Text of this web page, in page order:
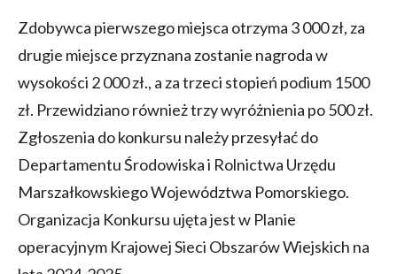
Zdobywca pierwszego miejsca otrzyma 3 000 zł, za
drugie miejsce przyznana zostanie nagroda w
wysokości 2 000 zł., a za trzeci stopień podium 1500
zł. Przewidziano również trzy wyróżnienia po 500 zł.
Zgłoszenia do konkursu należy przesyłać do
Departamentu Środowiska i Rolnictwa Urzędu
Marszałkowskiego Województwa Pomorskiego.
Organizacja Konkursu ujęta jest w Planie
operacyjnym Krajowej Sieci Obszarów Wiejskich na